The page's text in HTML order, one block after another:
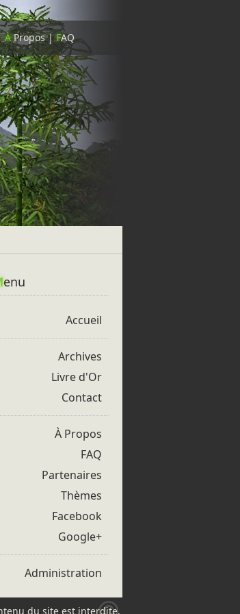
ÀPropos|FAQ
enu
Accueil
Archives
Livre d'Or
Contact
À Propos
FAQ
Partenaires
Thèmes
Facebook
Google+
Administration
du site est interdite.